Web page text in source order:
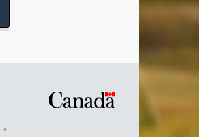
Symbole